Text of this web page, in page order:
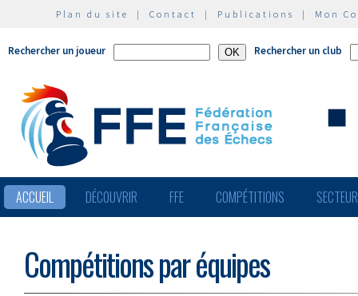
Plan du site | Contact | Publications | Mon
Rechercher un joueur Rechercher un club
ACCUEIL DÉCOUVRIR FFE COMPÉTITIONS
Compétitions par équipes